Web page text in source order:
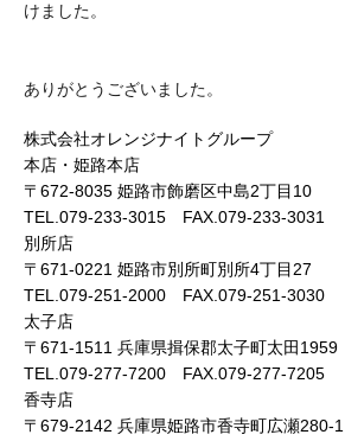
けました。
ありがとうございました。
株式会社オレンジナイトグループ
本店・姫路本店
〒672-8035 姫路市飾磨区中島2丁目10
TEL.079-233-3015 FAX.079-233-3031
別所店
〒671-0221 姫路市別所町別所4丁目27
TEL.079-251-2000 FAX.079-251-3030
太子店
〒671-1511 兵庫県揖保郡太子町太田1959
TEL.079-277-7200 FAX.079-277-7205
香寺店
〒679-2142 兵庫県姫路市香寺町広瀬280-1